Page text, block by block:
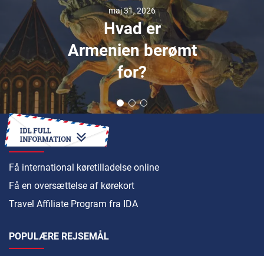
maj 31, 2026
Hvad er
Armenien berømt
for?
SÅDAN
Få international køretilladelse online
Få en oversættelse af kørekort
Travel Affiliate Program fra IDA
POPULÆRE REJSEMÅL